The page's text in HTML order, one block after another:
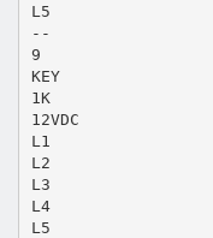
L5
--
9
KEY
1K
12VDC
L1
L2
L3
L4
L5